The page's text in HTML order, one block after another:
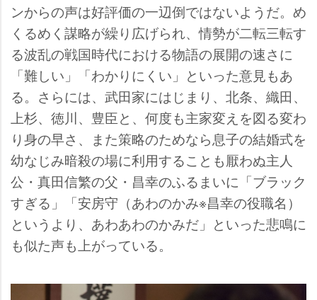
ンからの声は好評価の一辺倒ではないようだ。め
くるめく謀略が繰り広げられ、情勢が二転三転す
る波乱の戦国時代における物語の展開の速さに
「難しい」「わかりにくい」といった意見もあ
る。さらには、武田家にはじまり、北条、織田、
上杉、徳川、豊臣と、何度も主家変えを図る変わ
り身の早さ、また策略のためなら息子の結婚式を
幼なじみ暗殺の場に利用することも厭わぬ主人
公・真田信繁の父・昌幸のふるまいに「ブラック
すぎる」「安房守（あわのかみ※昌幸の役職名）
というより、あわあわのかみだ」といった悲鳴に
も似た声も上がっている。